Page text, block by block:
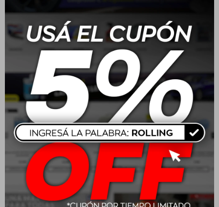
Wurth Limpiador A/C
HSW200 Plus Lavanda
$513
Wurth Anticorrosivo 5L
Rosa
$654